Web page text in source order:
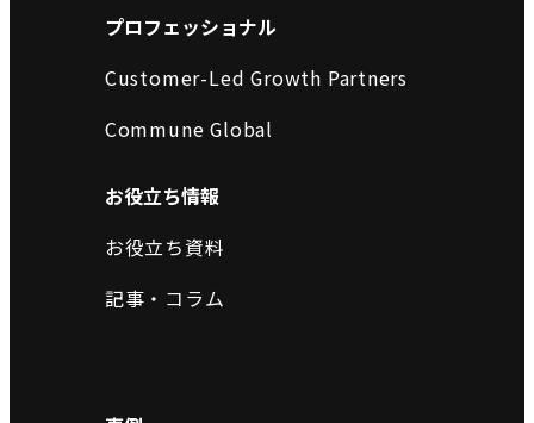
プロフェッショナル
Customer-Led Growth Partners
Commune Global
お役立ち情報
お役立ち資料
記事・コラム